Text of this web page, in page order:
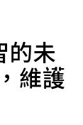
的未
維護